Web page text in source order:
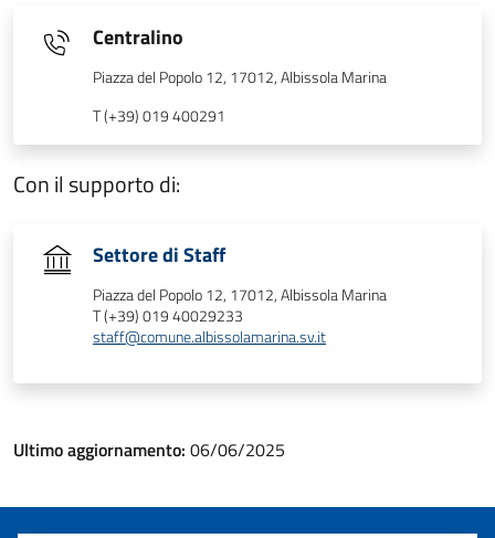
Centralino
Piazza del Popolo 12, 17012, Albissola Marina
T (+39) 019 400291
Con il supporto di:
Settore di Staff
Piazza del Popolo 12, 17012, Albissola Marina
T (+39) 019 40029233
staff@comune.albissolamarina.sv.it
Ultimo aggiornamento: 06/06/2025